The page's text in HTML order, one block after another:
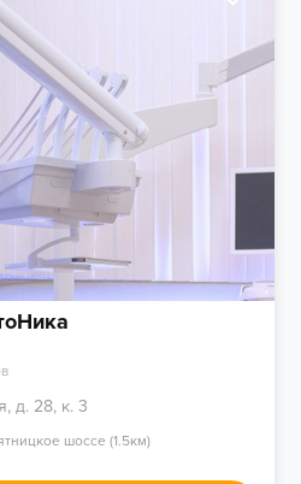
д. 28, к. 3
шоссе (1.5км)